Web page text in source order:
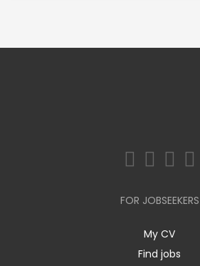
FOR JOBSEEKERS
My CV
Find jobs